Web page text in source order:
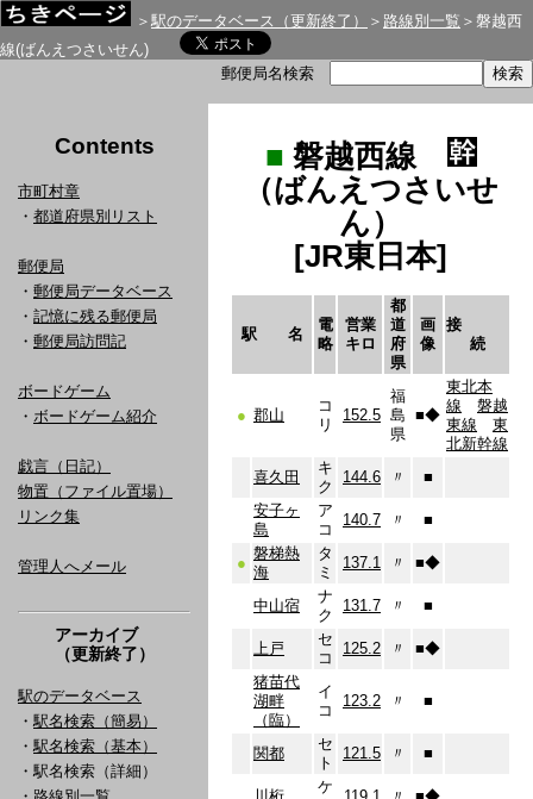
＞ 駅のデータベース（更新終了） ＞ 路線別一覧 ＞磐越西
線(ばんえつさいせん)
郵便局名検索
Contents
市町村章
・ 都道府県別リスト
郵便局
・ 郵便局データベース
・ 記憶に残る郵便局
・ 郵便局訪問記
ボードゲーム
・ ボードゲーム紹介
戯言（日記）
物置（ファイル置場）
リンク集
管理人へメール
アーカイブ
（更新終了）
駅のデータベース
・ 駅名検索（簡易）
・ 駅名検索（基本）
・駅名検索（詳細）
■ 磐越西線
（ばんえつさいせ
ん）
[JR東日本]
駅 名
電
略
営業
キロ
都
道
府
県
画
像
接
続
● 郡山
コ
リ
152.5
福
島
県
■◆
東北本
線
磐越
東線
東
北新幹線
喜久田
キ
ク
144.6 〃
■
安子ヶ
島
ア
コ
140.7 〃 ■
●
磐梯熱
海
タ
ミ
137.1 〃 ■◆
中山宿
ナ
ク
131.7 〃 ■
上戸
セ
コ
125.2 〃 ■◆
猪苗代
湖畔
（臨）
イ
コ
123.2 〃 ■
関都
セ
ト
121.5 〃 ■
ケ